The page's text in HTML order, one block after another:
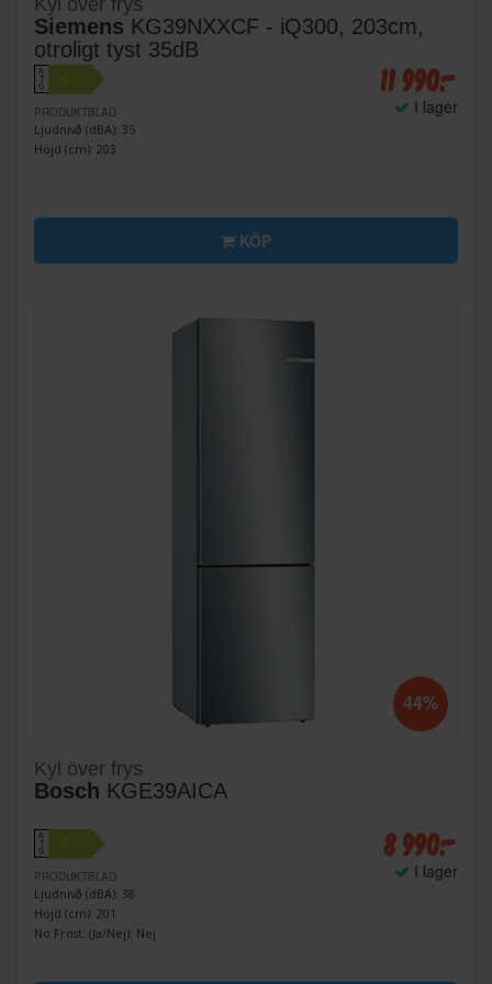
Siemens KG39NXXCF - iQ300, 203cm,
otroligt tyst 35dB
A
↑
G
C
PRODUKTBLAD
Ljudnivå (dBA): 35
Höjd (cm): 203
11 990:-
I lager
KÖP
44%
Kyl över frys
Bosch KGE39AICA
A
↑
G
C
PRODUKTBLAD
Ljudnivå (dBA): 38
Höjd (cm): 201
No Frost: (Ja/Nej): Nej
8 990:-
I lager